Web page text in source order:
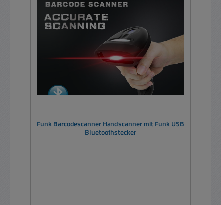
Funk Barcodescanner Handscanner mit Funk USB
Bluetoothstecker